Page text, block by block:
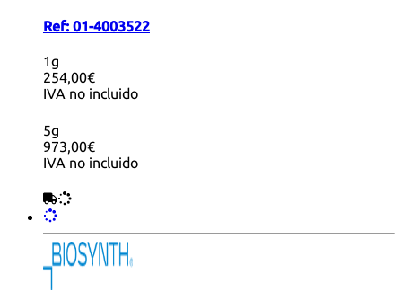
Ref: 01-4003522
1g
254,00€
IVA no incluido
5g
973,00€
IVA no incluido